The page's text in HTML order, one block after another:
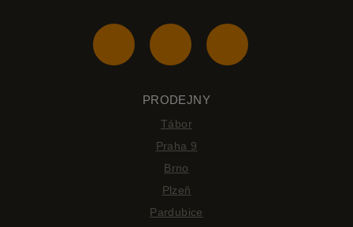
PRODEJNY
Tábor
Praha 9
Brno
Plzeň
Pardubice